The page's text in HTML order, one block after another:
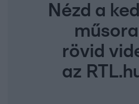
Nézd a
rövid
az